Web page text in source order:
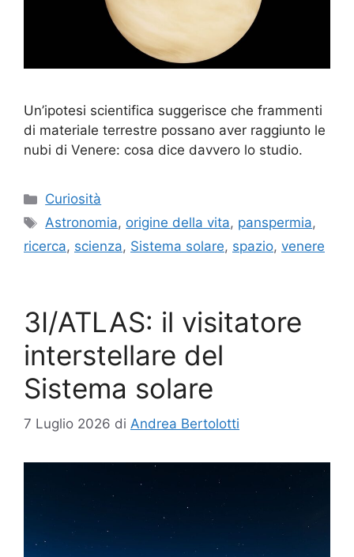
Un’ipotesi scientifica suggerisce che frammenti
di materiale terrestre possano aver raggiunto le
nubi di Venere: cosa dice davvero lo studio.
Categorie
Curiosità
Tag
Astronomia, origine della vita, panspermia,
ricerca, scienza, Sistema solare, spazio, venere
3I/ATLAS: il visitatore
interstellare del
Sistema solare
7 Luglio 2026 di Andrea Bertolotti